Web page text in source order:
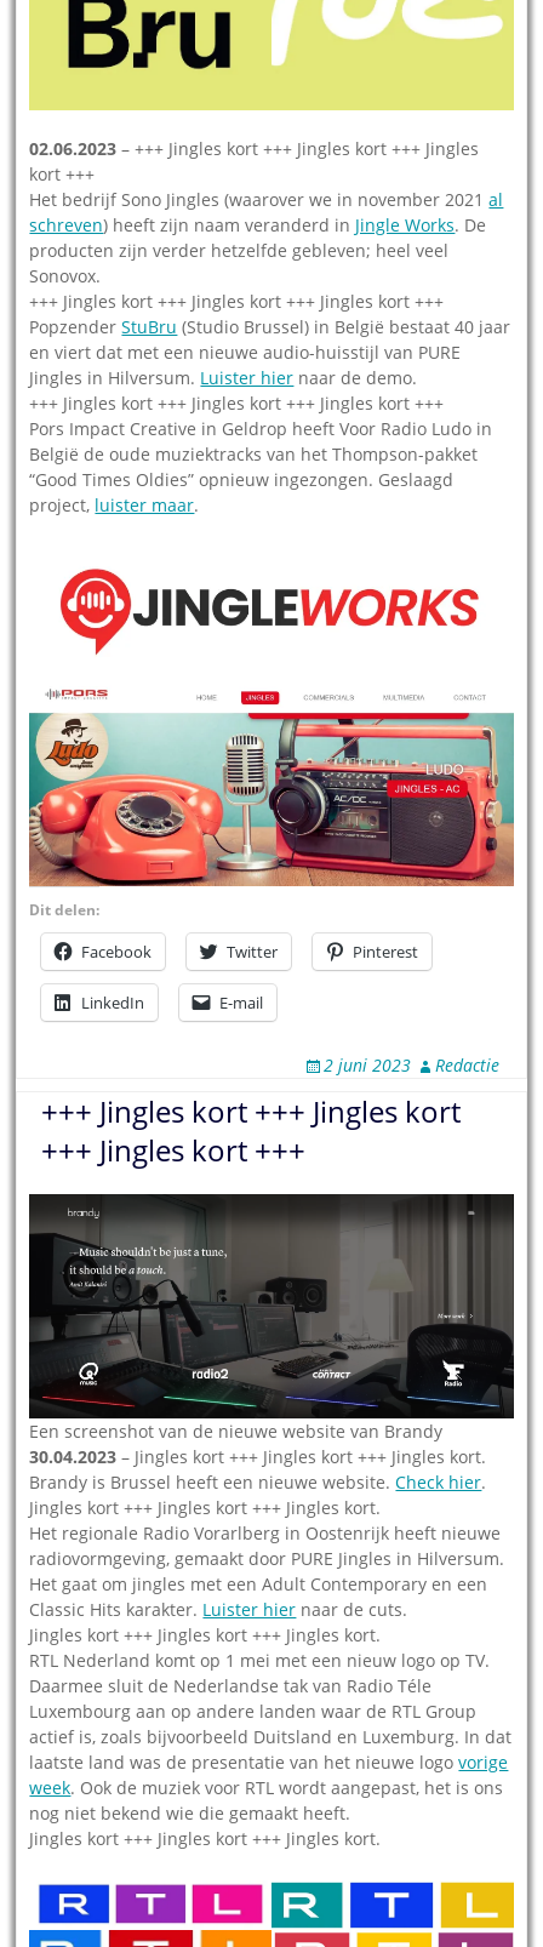
02.06.2023 – +++ Jingles kort +++ Jingles kort +++ Jingles
kort +++
Het bedrijf Sono Jingles (waarover we in november 2021al
schreven) heeft zijn naam veranderd in Jingle Works. De
producten zijn verder hetzelfde gebleven; heel veel
Sonovox.
+++ Jingles kort +++ Jingles kort +++ Jingles kort +++
PopzenderStuBru (Studio Brussel) in België bestaat 40 jaar
en viert dat met een nieuwe audio-huisstijl van PURE
Jingles in Hilversum. Luister hier naar de demo.
+++ Jingles kort +++ Jingles kort +++ Jingles kort +++
Pors Impact Creative in Geldrop heeft Voor Radio Ludo in
België de oude muziektracks van het Thompson-pakket
“Good Times Oldies” opnieuw ingezongen. Geslaagd
project, luister maar.
Dit delen:
Facebook Twitter Pinterest
LinkedIn E-mail
2 juni 2023 Redactie
+++ Jingles kort +++ Jingles kort
+++ Jingles kort +++
Een screenshot van de nieuwe website van Brandy
30.04.2023 – Jingles kort +++ Jingles kort +++ Jingles kort.
Brandy is Brussel heeft een nieuwe website.Check hier.
Jingles kort +++ Jingles kort +++ Jingles kort.
Het regionale Radio Vorarlberg in Oostenrijk heeft nieuwe
radiovormgeving, gemaakt door PURE Jingles in Hilversum.
Het gaat om jingles met een Adult Contemporary en een
Classic Hits karakter. Luister hier naar de cuts.
Jingles kort +++ Jingles kort +++ Jingles kort.
RTL Nederland komt op 1 mei met een nieuw logo op TV.
Daarmee sluit de Nederlandse tak van Radio Téle
Luxembourg aan op andere landen waar de RTL Group
actief is, zoals bijvoorbeeld Duitsland en Luxemburg. In dat
laatste land was de presentatie van het nieuwe logovorige
week. Ook de muziek voor RTL wordt aangepast, het is ons
nog niet bekend wie die gemaakt heeft.
Jingles kort +++ Jingles kort +++ Jingles kort.